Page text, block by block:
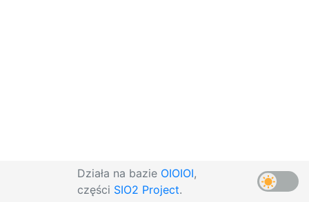
Działa na bazie OIOIOI,
części SIO2 Project.